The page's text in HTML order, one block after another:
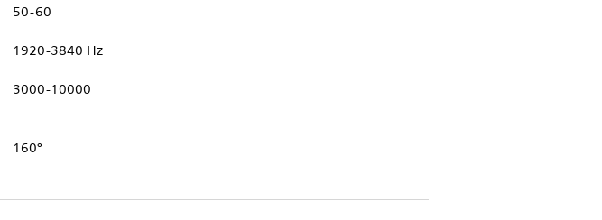
50-60
1920-3840 Hz
3000-10000
160°